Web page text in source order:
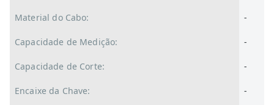
Material do Cabo: -
Capacidade de Medição: -
Capacidade de Corte: -
Encaixe da Chave: -